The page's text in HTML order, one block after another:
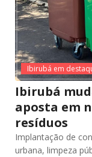
Ibirubá em
Ibirubá
aposta em
resíduos
Implantação de
urbana, limpeza